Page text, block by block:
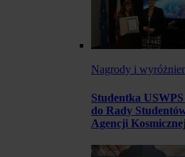
Nagrody i
Studentka
do Rady
Agencji Kosmicznej